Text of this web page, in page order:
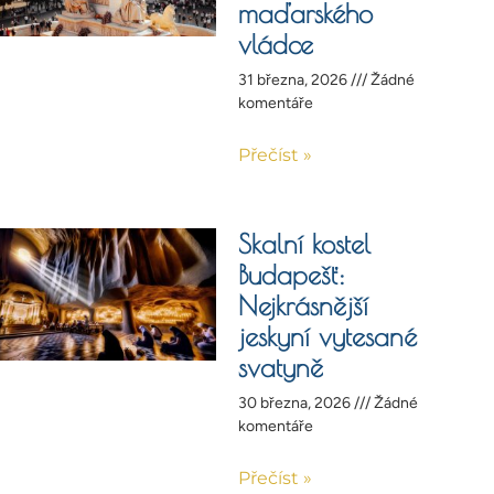
maďarského
vládce
31 března, 2026
Žádné
komentáře
Přečíst »
Skalní kostel
Budapešť:
Nejkrásnější
jeskyní vytesané
svatyně
30 března, 2026
Žádné
komentáře
Přečíst »